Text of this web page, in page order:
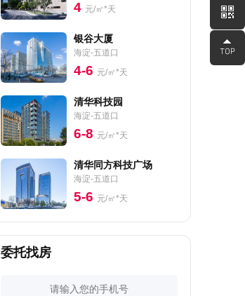
4 元/㎡*天
银谷大厦
海淀-五道口
4-6 元/㎡*天
清华科技园
海淀-五道口
6-8 元/㎡*天
清华同方科技广场
海淀-五道口
5-6 元/㎡*天
委托找房